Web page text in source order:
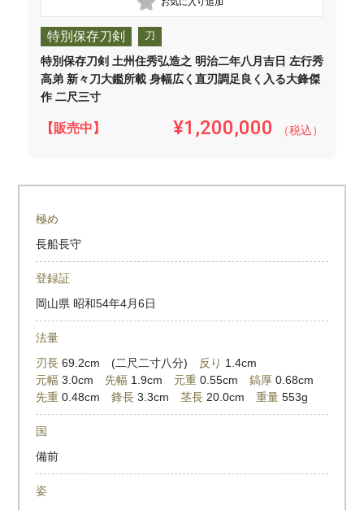
特別保存刀剣 刀
特別保存刀剣 土州住秀弘造之 明治二年八月吉日 左行秀
高弟 新々刀大鑑所載 身幅広く直刃調足良く入る大鋒傑
作 二尺三寸
【販売中】 ¥1,200,000 （税込）
極め
長船長守
登録証
岡山県 昭和54年4月6日
法量
刃長 69.2cm (二尺二寸八分) 反り 1.4cm
元幅 3.0cm 先幅 1.9cm 元重 0.55cm鎬厚 0.68cm
先重 0.48cm鋒長 3.3cm茎長 20.0cm重量 553g
国
備前
姿